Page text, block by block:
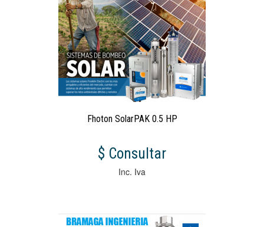
Fhoton SolarPAK 0.5 HP
$ Consultar
Inc. Iva